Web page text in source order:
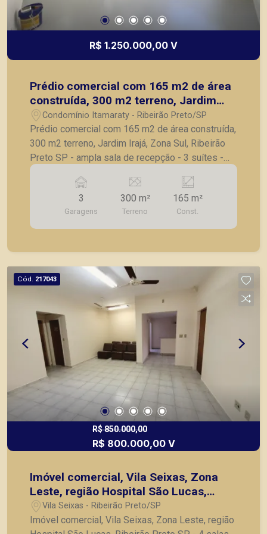
R$ 1.250.000,00 V
Prédio comercial com 165 m2 de área
construída, 300 m2 terreno, Jardim
Irajá, Zona Sul, Ribeirão Preto SP
Condomínio Itamaraty - Ribeirão Preto/SP
Prédio comercial com 165 m2 de área construída,
300 m2 terreno, Jardim Irajá, Zona Sul, Ribeirão
Preto SP - ampla sala de recepção - 3 suítes -
banheiro masculino e feminino - cozinha - jardim
de inverno - quintal - vagas de estacionamento
clientes com agilidade e segurança, em locação,
vendas de imóveis prontos, usados ou mesmo
3
Garagens
300 m²
Terreno
165 m²
Const.
Cód. 217043
R$ 850.000,00
R$ 800.000,00 V
Imóvel comercial, Vila Seixas, Zona
Leste, região Hospital São Lucas,
Ribeirão Preto SP
Vila Seixas - Ribeirão Preto/SP
Imóvel comercial, Vila Seixas, Zona Leste, região